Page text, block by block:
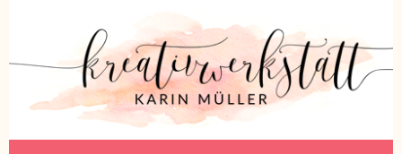
KREATIVWERKSTATT
KREATIV SEIN